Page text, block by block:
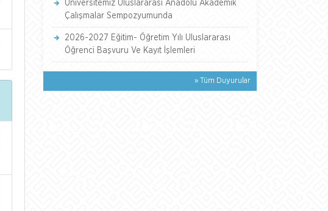
Üniversitemiz Uluslararası Anadolu Akademik
Çalışmalar Sempozyumunda
2026-2027 Eğitim- Öğretim Yılı Uluslararası
Öğrenci Başvuru Ve Kayıt İşlemleri
» Tüm Duyurular